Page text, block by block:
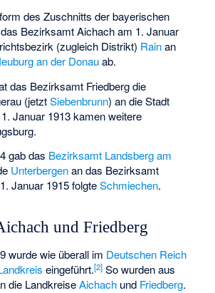
des Zuschnitts der bayerischen
Bezirksamt Aichach am 1. Januar
(zugleich Distrikt) Rainan
an der Donauab.
das Bezirksamt Friedberg die
(jetztSiebenbrunn) an die Stadt
Januar 1913 kamen weitere
gab das Bezirksamt Landsberg am
Unterbergenan das Bezirksamt
Januar 1915 folgteSchmiechen.
und Friedberg
wurde wie überall im Deutschen Reich
eingeführt.[2] So wurden aus
die LandkreiseAichach und Friedberg.